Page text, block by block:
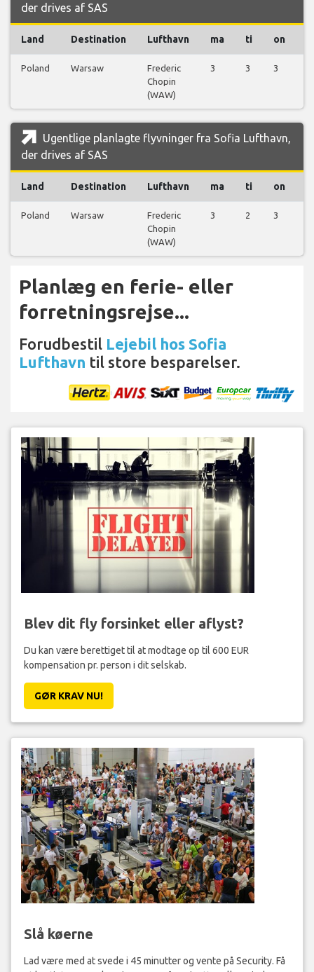
der drives af SAS
Land Destination Lufthavn ma ti on
Poland Warsaw
Frederic
Chopin
(WAW)
3 3 3
Ugentlige planlagte flyvninger fra Sofia Lufthavn,
der drives af SAS
Land Destination Lufthavn ma ti on
Poland Warsaw
Frederic
Chopin
(WAW)
3 2 3
Planlæg en ferie- eller
forretningsrejse...
Forudbestil Lejebil hos Sofia
Lufthavn til store besparelser.
Blev dit fly forsinket eller aflyst?
Du kan være berettiget til at modtage op til 600 EUR
kompensation pr. person i dit selskab.
GØR KRAV NU!
Slå køerne
Lad være med at svede i 45 minutter og vente på Security. Få